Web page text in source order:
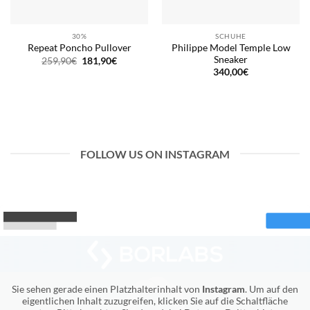
30%
Repeat Poncho Pullover
259,90€ Ursprünglicher
Preis
181,90€Aktueller
SCHUHE
Philippe Model Temple Low
Sneaker
340,00€
FOLLOW US ON INSTAGRAM
Sie sehen gerade einen Platzhalterinhalt von Instagram. Um auf den
eigentlichen Inhalt zuzugreifen, klicken Sie auf die Schaltfläche